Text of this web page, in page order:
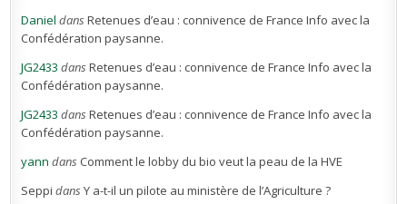
Daniel dansRetenues d’eau : connivence de France Info avec la
Confédération paysanne.
JG2433 dansRetenues d’eau : connivence de France Info avec la
Confédération paysanne.
JG2433 dansRetenues d’eau : connivence de France Info avec la
Confédération paysanne.
yann dans Comment le lobby du bio veut la peau de la HVE
Seppi dansY a-t-il un pilote au ministère de l’Agriculture ?